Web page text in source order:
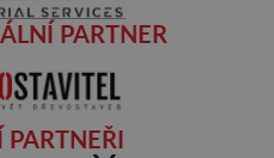
PARTNER